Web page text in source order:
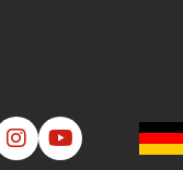
 